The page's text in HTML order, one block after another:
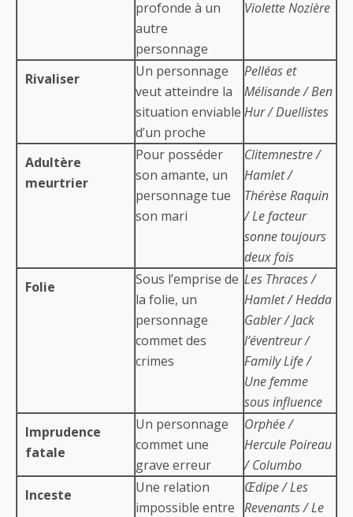
profonde à un
autre
personnage
Violette Nozière
Rivaliser
Un personnage
veut atteindre la
situation enviable
d’un proche
Pelléas et
Mélisande / Ben
Hur / Duellistes
Adultère
meurtrier
Pour posséder
son amante, un
personnage tue
son mari
Clitemnestre /
Hamlet /
Thérèse Raquin
/ Le facteur
sonne toujours
deux fois
Folie
Sous l’emprise de
la folie, un
personnage
commet des
crimes
Les Thraces /
Hamlet / Hedda
Gabler / Jack
l’éventreur /
Family Life /
Une femme
sous influence
Imprudence
fatale
Un personnage
commet une
grave erreur
Orphée /
Hercule Poireau
/ Columbo
Inceste
Une relation
impossible entre
Œdipe / Les
Revenants / Le